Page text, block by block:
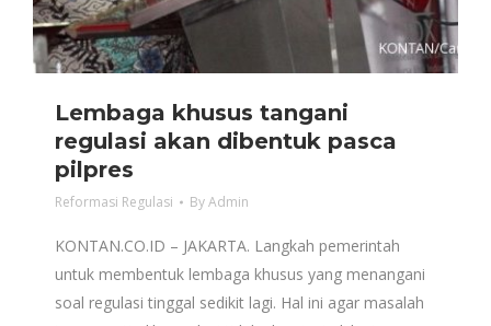
Lembaga khusus tangani
regulasi akan dibentuk pasca
pilpres
Reformasi Regulasi ByAdmin
KONTAN.CO.ID – JAKARTA. Langkah pemerintah
untuk membentuk lembaga khusus yang menangani
soal regulasi tinggal sedikit lagi. Hal ini agar masalah